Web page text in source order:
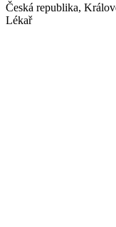
Česká republika,
Lékař